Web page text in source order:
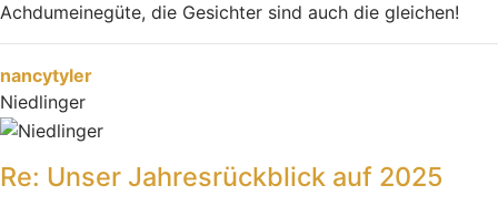
Achdumeinegüte, die Gesichter sind auch die gleichen!
Nach oben
nancytyler
Niedlinger
Re: Unser Jahresrückblick auf 2025